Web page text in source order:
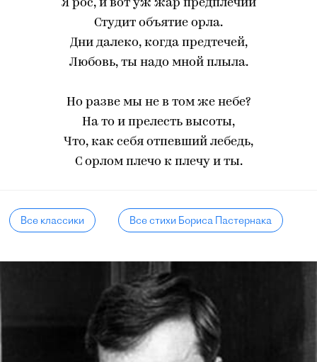
Я рос, и вот уж жар предплечий
Студит объятие орла.
Дни далеко, когда предтечей,
Любовь, ты надо мной плыла.
Но разве мы не в том же небе?
На то и прелесть высоты,
Что, как себя отпевший лебедь,
С орлом плечо к плечу и ты.
Все классики Все стихи Бориса Пастернака